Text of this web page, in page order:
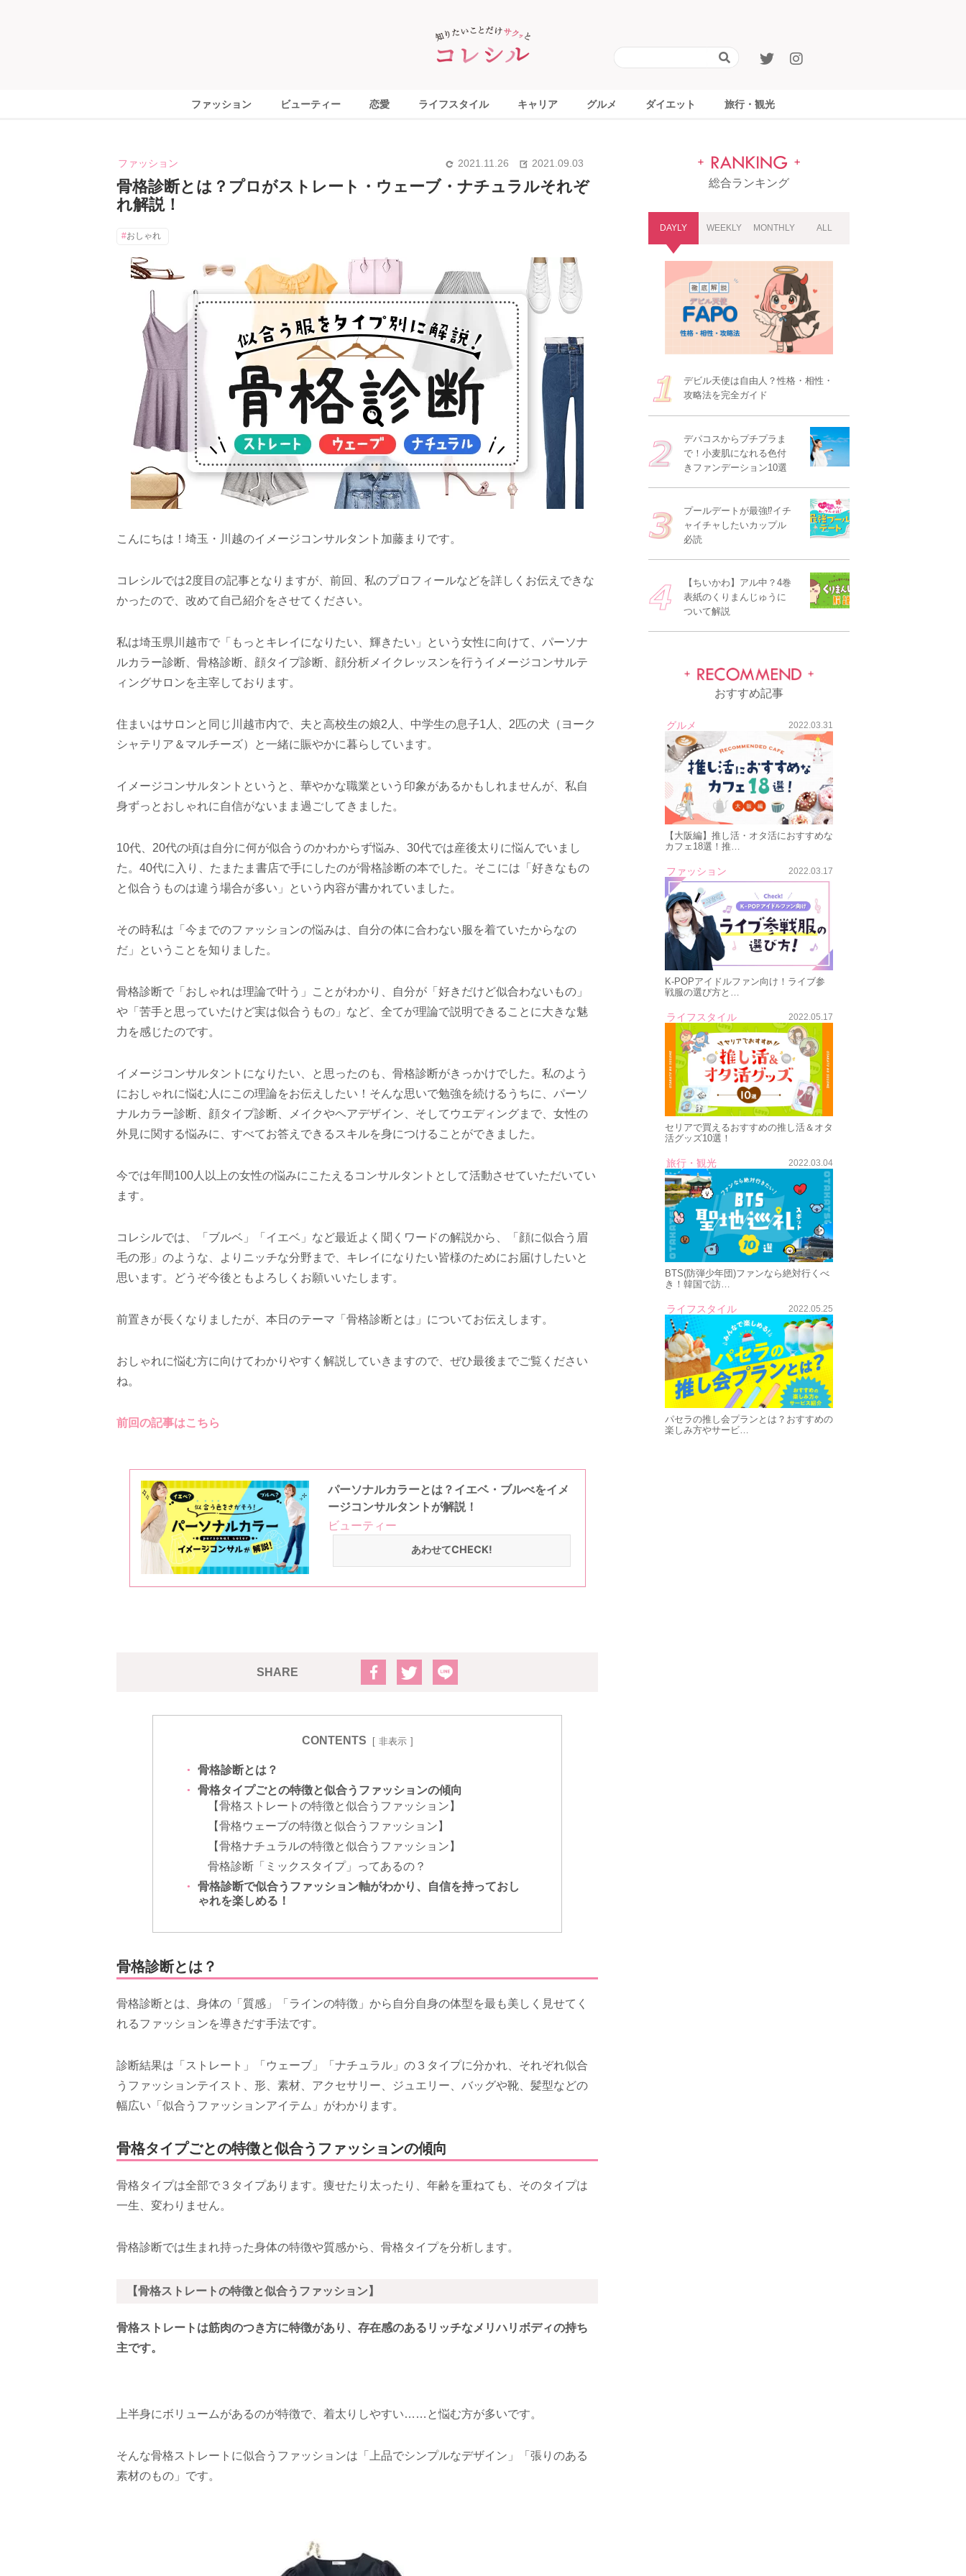
ファッション ビューティー 恋愛 ライフスタイル キャリア グルメ ダイエット 旅行・観光
ファッション 2021.11.26 2021.09.03
骨格診断とは？プロがストレート・ウェーブ・ナチュラルそれぞ
れ解説！
おしゃれ
こんにちは！埼玉・川越のイメージコンサルタント加藤まりです。
コレシルでは2度目の記事となりますが、前回、私のプロフィールなどを詳しくお伝えできな
かったので、改めて自己紹介をさせてください。
私は埼玉県川越市で「もっとキレイになりたい、輝きたい」という女性に向けて、パーソナ
ルカラー診断、骨格診断、顔タイプ診断、顔分析メイクレッスンを行うイメージコンサルテ
ィングサロンを主宰しております。
住まいはサロンと同じ川越市内で、夫と高校生の娘2人、中学生の息子1人、2匹の犬（ヨーク
シャテリア＆マルチーズ）と一緒に賑やかに暮らしています。
イメージコンサルタントというと、華やかな職業という印象があるかもしれませんが、私自
身ずっとおしゃれに自信がないまま過ごしてきました。
10代、20代の頃は自分に何が似合うのかわからず悩み、30代では産後太りに悩んでいまし
た。40代に入り、たまたま書店で手にしたのが骨格診断の本でした。そこには「好きなもの
と似合うものは違う場合が多い」という内容が書かれていました。
その時私は「今までのファッションの悩みは、自分の体に合わない服を着ていたからなの
だ」ということを知りました。
骨格診断で「おしゃれは理論で叶う」ことがわかり、自分が「好きだけど似合わないもの」
や「苦手と思っていたけど実は似合うもの」など、全てが理論で説明できることに大きな魅
力を感じたのです。
イメージコンサルタントになりたい、と思ったのも、骨格診断がきっかけでした。私のよう
におしゃれに悩む人にこの理論をお伝えしたい！そんな思いで勉強を続けるうちに、パーソ
ナルカラー診断、顔タイプ診断、メイクやヘアデザイン、そしてウエディングまで、女性の
外見に関する悩みに、すべてお答えできるスキルを身につけることができました。
今では年間100人以上の女性の悩みにこたえるコンサルタントとして活動させていただいてい
ます。
コレシルでは、「ブルベ」「イエベ」など最近よく聞くワードの解説から、「顔に似合う眉
毛の形」のような、よりニッチな分野まで、キレイになりたい皆様のためにお届けしたいと
思います。どうぞ今後ともよろしくお願いいたします。
前置きが長くなりましたが、本日のテーマ「骨格診断とは」についてお伝えします。
おしゃれに悩む方に向けてわかりやすく解説していきますので、ぜひ最後までご覧ください
ね。
前回の記事はこちら
SHARE
CONTENTS 非表示
骨格診断とは？
骨格タイプごとの特徴と似合うファッションの傾向
【骨格ストレートの特徴と似合うファッション】
【骨格ウェーブの特徴と似合うファッション】
【骨格ナチュラルの特徴と似合うファッション】
骨格診断「ミックスタイプ」ってあるの？
骨格診断で似合うファッション軸がわかり、自信を持っておし
ゃれを楽しめる！
骨格診断とは？
骨格診断とは、身体の「質感」「ラインの特徴」から自分自身の体型を最も美しく見せてく
れるファッションを導きだす手法です。
診断結果は「ストレート」「ウェーブ」「ナチュラル」の３タイプに分かれ、それぞれ似合
うファッションテイスト、形、素材、アクセサリー、ジュエリー、バッグや靴、髪型などの
幅広い「似合うファッションアイテム」がわかります。
骨格タイプごとの特徴と似合うファッションの傾向
骨格タイプは全部で３タイプあります。痩せたり太ったり、年齢を重ねても、そのタイプは
一生、変わりません。
骨格診断では生まれ持った身体の特徴や質感から、骨格タイプを分析します。
【骨格ストレートの特徴と似合うファッション】
骨格ストレートは筋肉のつき方に特徴があり、存在感のあるリッチなメリハリボディの持ち
主です。
上半身にボリュームがあるのが特徴で、着太りしやすい……と悩む方が多いです。
そんな骨格ストレートに似合うファッションは「上品でシンプルなデザイン」「張りのある
素材のもの」です。
総合ランキング
DAYLY WEEKLY MONTHLY ALL
デビル天使は自由人？性格・相性・
攻略法を完全ガイド
デパコスからプチプラま
で！小麦肌になれる色付
きファンデーション10選
プールデートが最強⁉イチ
ャイチャしたいカップル
必読
【ちいかわ】アル中？4巻
表紙のくりまんじゅうに
ついて解説
おすすめ記事
グルメ 2022.03.31
【大阪編】推し活・オタ活におすすめな
カフェ18選！推…
ファッション 2022.03.17
K-POPアイドルファン向け！ライブ参
戦服の選び方と…
ライフスタイル 2022.05.17
セリアで買えるおすすめの推し活＆オタ
活グッズ10選！
旅行・観光 2022.03.04
BTS(防弾少年団)ファンなら絶対行くべ
き！韓国で訪…
ライフスタイル 2022.05.25
パセラの推し会プランとは？おすすめの
楽しみ方やサービ…